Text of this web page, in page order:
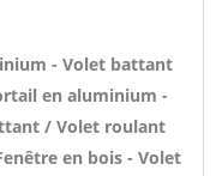
- Volet battant
en aluminium -
/ Volet roulant
en bois - Volet